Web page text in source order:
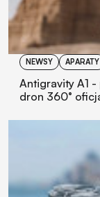
NEWSY APARATY
Antigravity A1
dron 360°